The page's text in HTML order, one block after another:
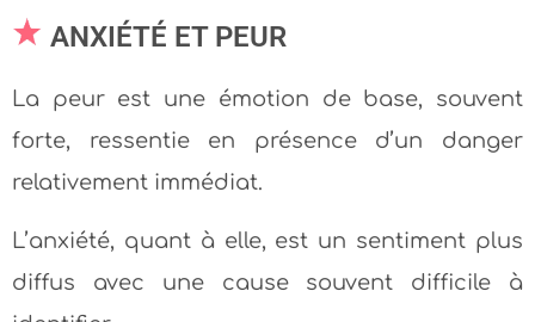
ANXIÉTÉ ET PEUR
La peur est une émotion de base, souvent
forte, ressentie en présence d’un danger
relativement immédiat.
L’anxiété, quant à elle, est un sentiment plus
diffus avec une cause souvent difficile à